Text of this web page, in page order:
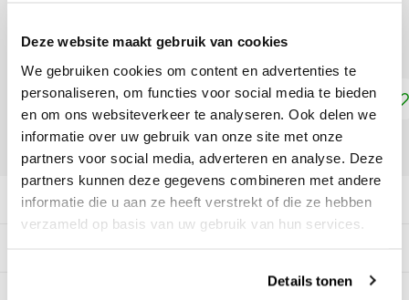
Deze website maakt gebruik van cookies
We gebruiken cookies om content en advertenties te
personaliseren, om functies voor social media te bieden
en om ons websiteverkeer te analyseren. Ook delen we
informatie over uw gebruik van onze site met onze
partners voor social media, adverteren en analyse. Deze
partners kunnen deze gegevens combineren met andere
informatie die u aan ze heeft verstrekt of die ze hebben
verzameld op basis van uw gebruik van hun services.
Details tonen
meer
Toevoegen aan winkelwagen
Productomschrijving